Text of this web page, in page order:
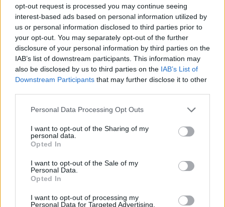
opt-out request is processed you may continue seeing
interest-based ads based on personal information utilized by
us or personal information disclosed to third parties prior to
your opt-out. You may separately opt-out of the further
disclosure of your personal information by third parties on the
IAB’s list of downstream participants. This information may
also be disclosed by us to third parties on the IAB’s List of
Downstream Participants that may further disclose it to other
Personal Data Processing Opt Outs
I want to opt-out of the Sharing of my
personal data.
Opted In
I want to opt-out of the Sale of my
Personal Data.
Opted In
I want to opt-out of processing my
Personal Data for Targeted Advertising.
Esim for USA|Esim for Italy| Esim for Spain | Esim